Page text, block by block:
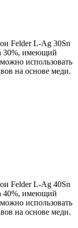
Felder L-Ag 30Sn
30%, имеющий
использовать
на основе меди.
Felder L-Ag 40Sn
40%, имеющий
использовать
на основе меди.